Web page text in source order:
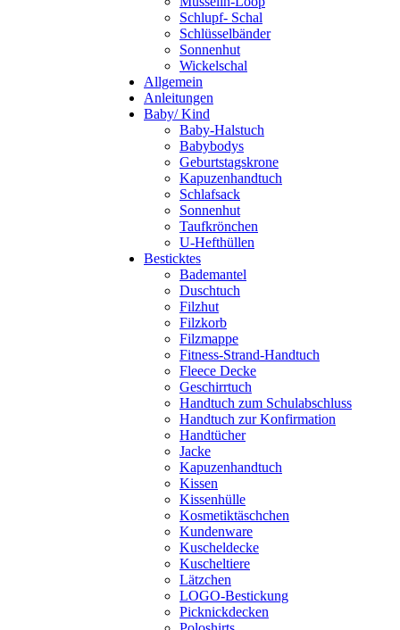
Schlupf- Schal
Schlüsselbänder
Sonnenhut
Wickelschal
Allgemein
Anleitungen
Baby/ Kind
Baby-Halstuch
Babybodys
Geburtstagskrone
Kapuzenhandtuch
Schlafsack
Sonnenhut
Taufkrönchen
U-Hefthüllen
Besticktes
Bademantel
Duschtuch
Filzhut
Filzkorb
Filzmappe
Fitness-Strand-Handtuch
Fleece Decke
Geschirrtuch
Handtuch zum Schulabschluss
Handtuch zur Konfirmation
Handtücher
Jacke
Kapuzenhandtuch
Kissen
Kissenhülle
Kosmetiktäschchen
Kundenware
Kuscheldecke
Kuscheltiere
Lätzchen
LOGO-Bestickung
Picknickdecken